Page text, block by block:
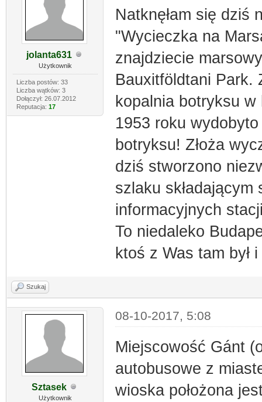
jolanta631
Użytkownik
Liczba postów: 33
Liczba wątków: 3
Dołączył: 26.07.2012
Reputacja: 17
Natknęłam się dziś
"Wycieczka na
znajdziecie
Bauxitföldtani Park.
kopalnia botryksu
1953 roku
botryksu! Złoża
dziś stworzono
szlaku
informacyjnych
To niedaleko
ktoś z Was tam był
Szukaj
Sztasek
Użytkownik
08-10-2017, 5:08
Miejscowość Gánt
autobusowe z
wioska położona